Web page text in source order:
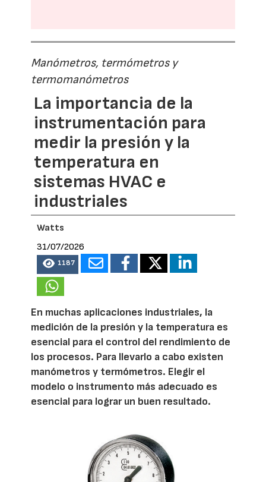
Manómetros, termómetros y
termomanómetros
La importancia de la
instrumentación para
medir la presión y la
temperatura en
sistemas HVAC e
industriales
Watts
31/07/2026
1187
En muchas aplicaciones industriales, la
medición de la presión y la temperatura es
esencial para el control del rendimiento de
los procesos. Para llevarlo a cabo existen
manómetros y termómetros. Elegir el
modelo o instrumento más adecuado es
esencial para lograr un buen resultado.